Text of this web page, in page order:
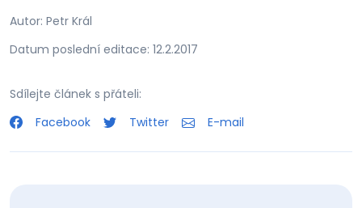
Autor: Petr Král
Datum poslední editace: 12.2.2017
Sdílejte článek s přáteli:
Facebook
Twitter E-mail